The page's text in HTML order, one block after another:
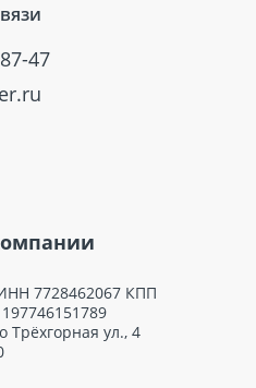
47
7728462067 КПП
Трёхгорная ул., 4